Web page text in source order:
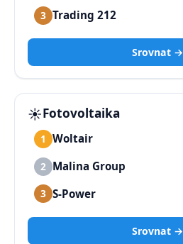
3 Trading 212
Srovnat →
☀️Fotovoltaika
1 Woltair
2 Malina Group
3 S-Power
Srovnat →